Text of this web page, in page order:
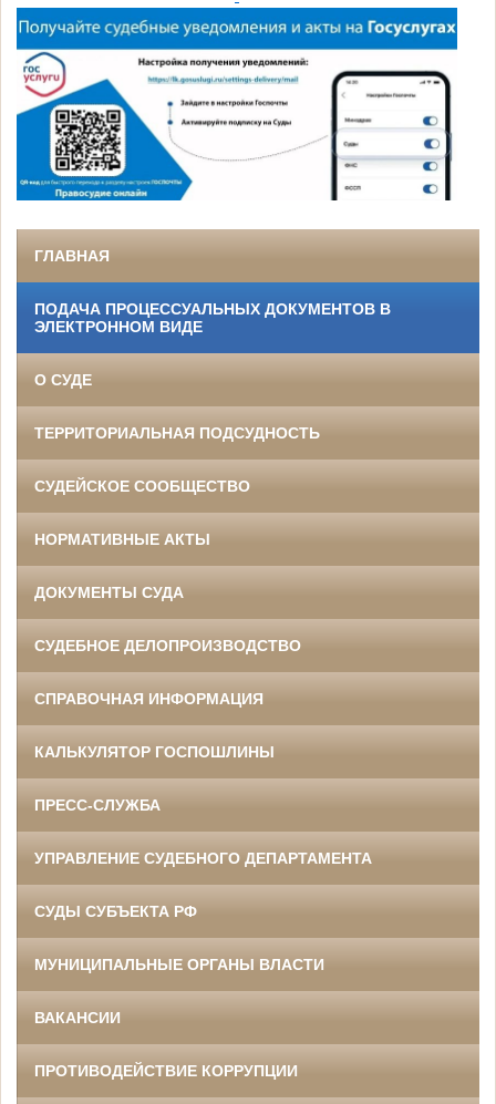
ГЛАВНАЯ
ПОДАЧА ПРОЦЕССУАЛЬНЫХ ДОКУМЕНТОВ В
ЭЛЕКТРОННОМ ВИДЕ
О СУДЕ
ТЕРРИТОРИАЛЬНАЯ ПОДСУДНОСТЬ
СУДЕЙСКОЕ СООБЩЕСТВО
НОРМАТИВНЫЕ АКТЫ
ДОКУМЕНТЫ СУДА
СУДЕБНОЕ ДЕЛОПРОИЗВОДСТВО
СПРАВОЧНАЯ ИНФОРМАЦИЯ
КАЛЬКУЛЯТОР ГОСПОШЛИНЫ
ПРЕСС-СЛУЖБА
УПРАВЛЕНИЕ СУДЕБНОГО ДЕПАРТАМЕНТА
СУДЫ СУБЪЕКТА РФ
МУНИЦИПАЛЬНЫЕ ОРГАНЫ ВЛАСТИ
ВАКАНСИИ
ПРОТИВОДЕЙСТВИЕ КОРРУПЦИИ